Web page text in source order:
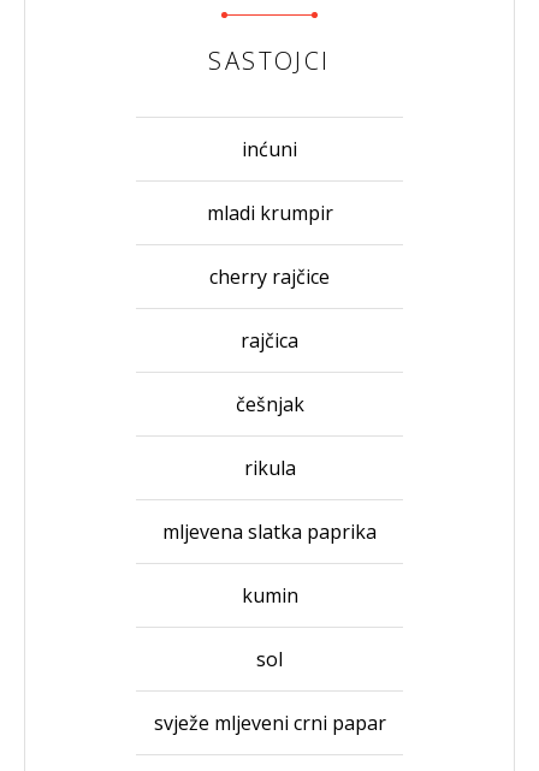
SASTOJCI
inćuni
mladi krumpir
cherry rajčice
rajčica
češnjak
rikula
mljevena slatka paprika
kumin
sol
svježe mljeveni crni papar